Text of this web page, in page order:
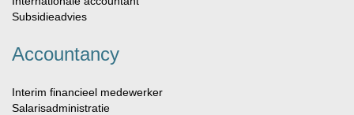
Subsidieadvies
Accountancy
Interim financieel medewerker
Salarisadministratie